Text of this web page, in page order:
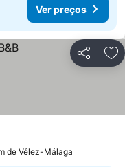
Ver preços
Partilhar
de Vélez-Málaga